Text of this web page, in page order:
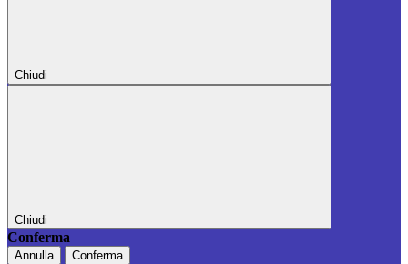
Chiudi
Chiudi
Conferma
Annulla Conferma